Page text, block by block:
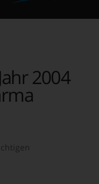
2004